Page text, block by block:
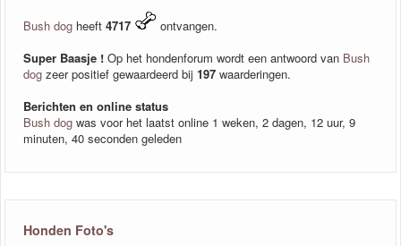
Bush dog heeft 4717
ontvangen.
Super Baasje ! Op het hondenforum wordt een antwoord van Bush
dog zeer positief gewaardeerd bij 197 waarderingen.
Berichten en online status
Bush dog was voor het laatst online 1 weken, 2 dagen, 12 uur, 9
minuten, 40 seconden geleden
Honden Foto's